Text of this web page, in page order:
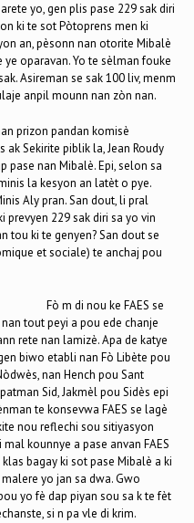
yo, gen plis pase 229 sak diri
ki te sot Pòtoprens men ki
an, pèsonn nan otorite Mibalè
oparavan. Yo te sèlman fouke
Asireman se sak 100 liv, menm
anpil mounn nan zòn nan.
prizon pandan komisè
Sekirite piblik la, Jean Roudy
pase nan Mibalè. Epi, selon sa
la kesyon an latèt o pye.
Aly pran. San dout, li pral
229 sak diri sa yo vin
tou ki te genyen? San dout se
et sociale) te anchaj pou
Fò m di nou ke FAES se
tout peyi a pou ede chanje
rete nan lamizè. Apa de katye
biwo etabli nan Fò Libète pou
nan Hench pou Sant
Sid, Jakmèl pou Sidès epi
te konsevwa FAES se lagè
nou reflechi sou sitiyasyon
kounnye a pase anvan FAES
bagay ki sot pase Mibalè a ki
yo jan sa dwa. Gwo
yo fè dap piyan sou sa k te fèt
si n pa vle di krim.